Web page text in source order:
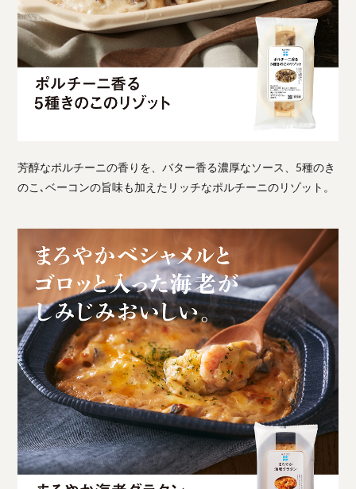
芳醇なポルチーニの香りを、バター香る濃厚なソース、5種のき
のこ､ベーコンの旨味も加えたリッチなポルチーニのリゾット。